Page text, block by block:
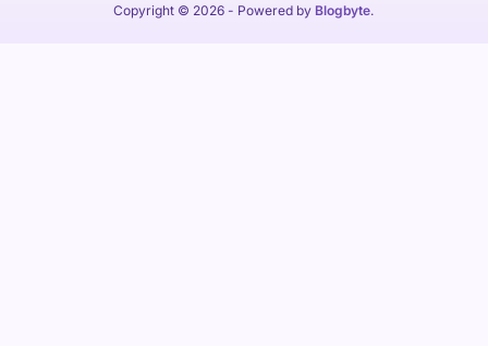
Copyright © 2026 - Powered by Blogbyte.